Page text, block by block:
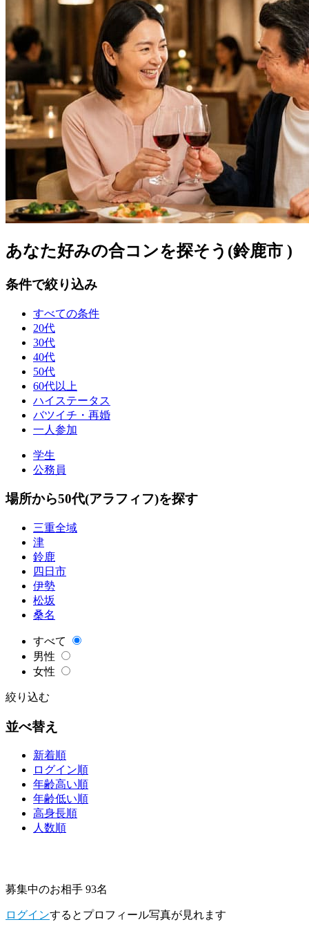
あなた好みの合コンを探そう(鈴鹿市 )
条件で絞り込み
すべての条件
20代
30代
40代
50代
60代以上
ハイステータス
バツイチ・再婚
一人参加
学生
公務員
場所から50代(アラフィフ)を探す
三重全域
津
鈴鹿
四日市
伊勢
松坂
桑名
すべて
男性
女性
絞り込む
並べ替え
新着順
ログイン順
年齢高い順
年齢低い順
高身長順
人数順
募集中のお相手 93名
ログインするとプロフィール写真が見れます